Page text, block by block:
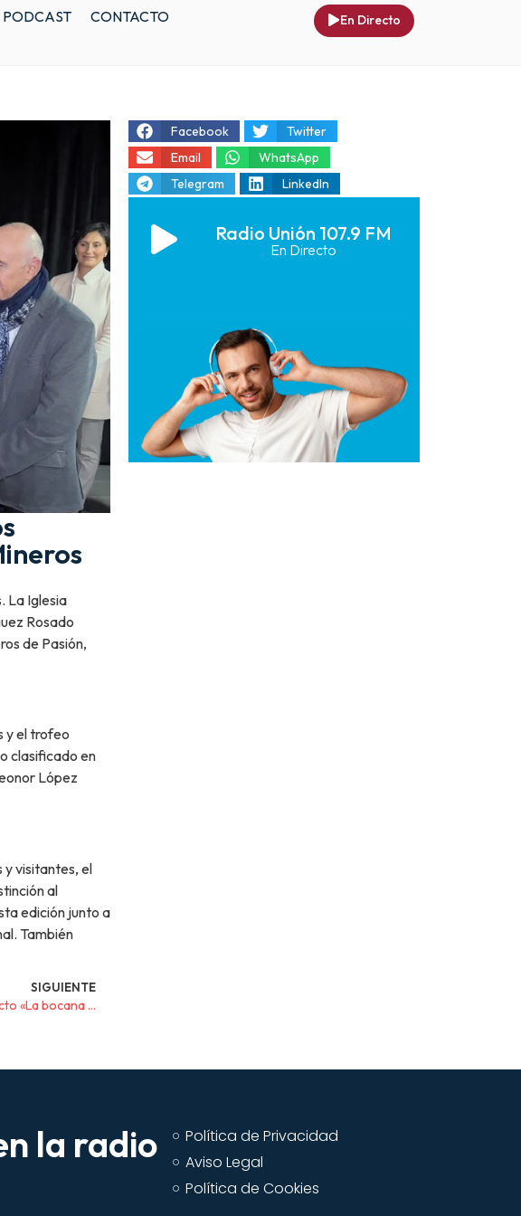
PODCAST CONTACTO En Directo
La Iglesia
Rosado
de Pasión,
y el trofeo
clasificado en
López
y visitantes, el
al
edición junto a
También
SIGUIENTE
Encuentro entre los arquitectos del proyecto «La bocana de Cabo de Palos» y asociaciones locales
Facebook
Twitter
Email
WhatsApp
Telegram
LinkedIn
Radio Unión 107.9 FM
En Directo
la radio
Política de Privacidad
Aviso Legal
Política de Cookies